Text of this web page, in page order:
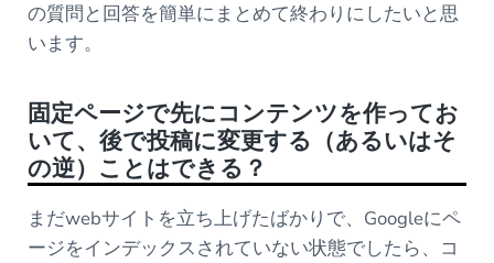
の質問と回答を簡単にまとめて終わりにしたいと思
います。
固定ページで先にコンテンツを作ってお
いて、後で投稿に変更する（あるいはそ
の逆）ことはできる？
まだwebサイトを立ち上げたばかりで、Googleにペ
ージをインデックスされていない状態でしたら、コ